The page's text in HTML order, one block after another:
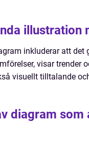
illustration
inkluderar att
visar trender
visuellt tilltalande
diagram som